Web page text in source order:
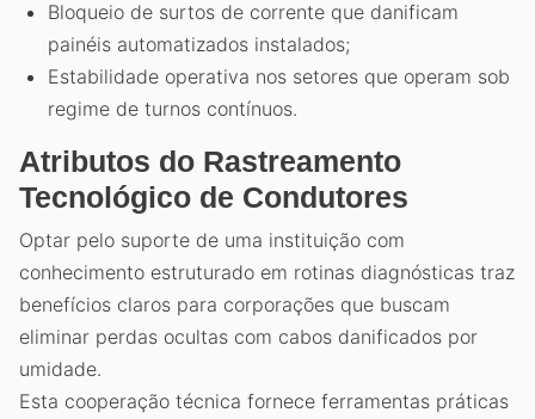
Bloqueio de surtos de corrente que danificam
painéis automatizados instalados;
Estabilidade operativa nos setores que operam sob
regime de turnos contínuos.
Atributos do Rastreamento
Tecnológico de Condutores
Optar pelo suporte de uma instituição com
conhecimento estruturado em rotinas diagnósticas traz
benefícios claros para corporações que buscam
eliminar perdas ocultas com cabos danificados por
umidade.
Esta cooperação técnica fornece ferramentas práticas